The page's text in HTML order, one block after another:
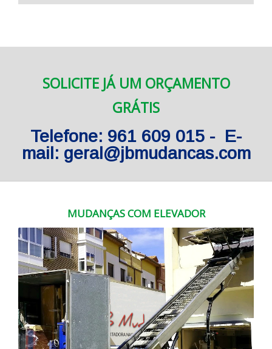
SOLICITE JÁ UM ORÇAMENTO
GRÁTIS
Telefone: 961 609 015 - E-
mail: geral@jbmudancas.com
MUDANÇAS COM ELEVADOR